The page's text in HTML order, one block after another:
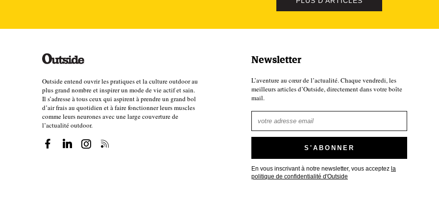
l’organisation avait créé la Transju’Trail), 2016 et 2020 et enfin 2024. L’organisation est donc bien rôdée et a
l’année dernière que tous les participants verraient leur inscription automatiquement reconduite à l’année
Quel est le programme des épreuves ?
Samedi 8 février
Classic 50 km
Classic 25 km
Rando Classic 25 km
Outside entend ouvrir les pratiques et la culture outdoor au
plus grand nombre et inspirer un mode de vie actif et sain.
Il s’adresse à tous ceux qui aspirent à prendre un grand bol
d’air frais au quotidien et à faire fonctionner leurs muscles
comme leurs neurones avec une large couverture de
l’actualité outdoor.
Newsletter
L’aventure au cœur de l’actualité. Chaque vendredi, les
meilleurs articles d’Outside, directement dans votre boîte
mail.
En vous inscrivant à notre newsletter, vous acceptez la
politique de confidentialité d'Outside